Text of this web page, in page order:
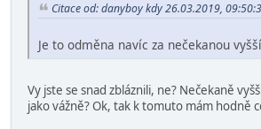
Citace od: danyboy kdy 26.03.2019,
Je to odměna navíc za nečekanou
Vy jste se snad zbláznili, ne? Nečekaně
jako vážně? Ok, tak k tomuto mám hodně